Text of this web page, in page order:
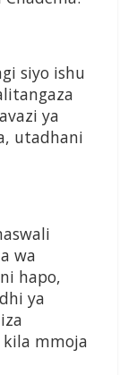
siyo ishu
ya
utadhani
wa
hapo,
ya
kila mmoja